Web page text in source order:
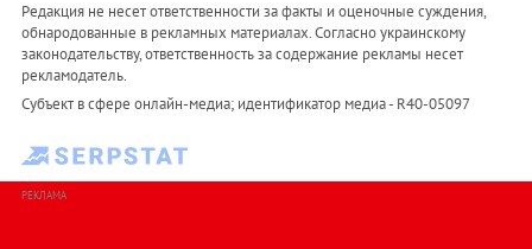
Редакция не несет ответственности за факты и оценочные суждения,
обнародованные в рекламных материалах. Согласно украинскому
законодательству, ответственность за содержание рекламы несет
рекламодатель.
Субъект в сфере онлайн-медиа; идентификатор медиа - R40-05097
РЕКЛАМА